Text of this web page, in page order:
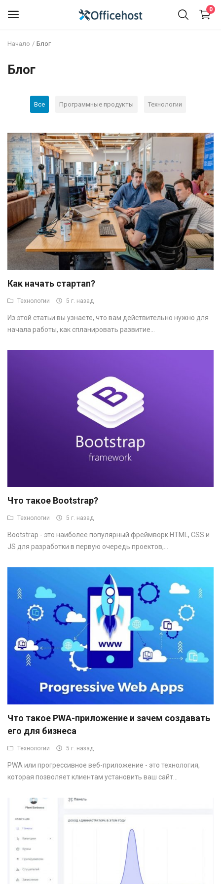
0
Сервисы
Блог
Контакты
Вход
Регистрация
RUB (₽)
Начало Блог
Блог
Все Программные продукты Технологии
Как начать стартап?
Технологии 5 г. назад
Из этой статьи вы узнаете, что вам действительно нужно для
начала работы, как спланировать развитие...
Что такое Bootstrap?
Технологии 5 г. назад
Bootstrap - это наиболее популярный фреймворк HTML, CSS и
JS для разработки в первую очередь проектов,...
Что такое PWA-приложение и зачем создавать
его для бизнеса
Технологии 5 г. назад
PWA или прогрессивное веб-приложение - это технология,
которая позволяет клиентам установить ваш сайт...